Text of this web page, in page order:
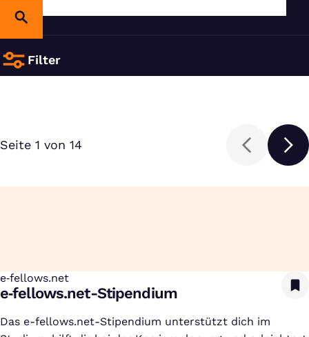
Filter
Seite 1 von 14
e‑fellows.net
:
e‑fellows.net-Stipendium
Das e-fellows.net-Stipendium unterstützt dich im